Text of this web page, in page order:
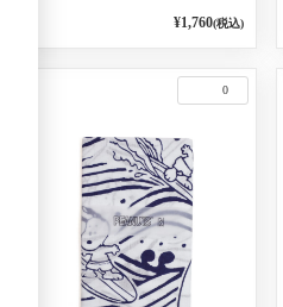
¥1,760(税込)
0